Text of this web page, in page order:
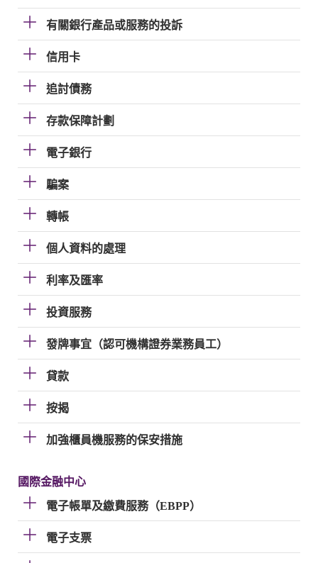
有關銀行產品或服務的投訴
信用卡
追討債務
存款保障計劃
電子銀行
騙案
轉帳
個人資料的處理
利率及匯率
投資服務
發牌事宜（認可機構證券業務員工）
貸款
按揭
加強櫃員機服務的保安措施
國際金融中心
電子帳單及繳費服務（EBPP）
電子支票